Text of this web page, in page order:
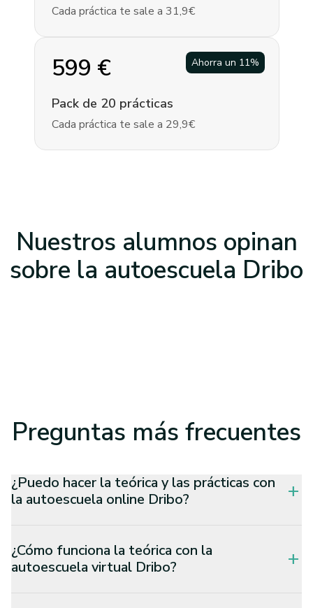
Cada práctica te sale a 31,9€
Ahorra un 11%
599 €
Pack de 20 prácticas
Cada práctica te sale a 29,9€
Nuestros alumnos opinan
sobre la autoescuela Dribo
Preguntas más frecuentes
¿Puedo hacer la teórica y las prácticas con
la autoescuela online Dribo?
add
¿Cómo funciona la teórica con la
autoescuela virtual Dribo?
add